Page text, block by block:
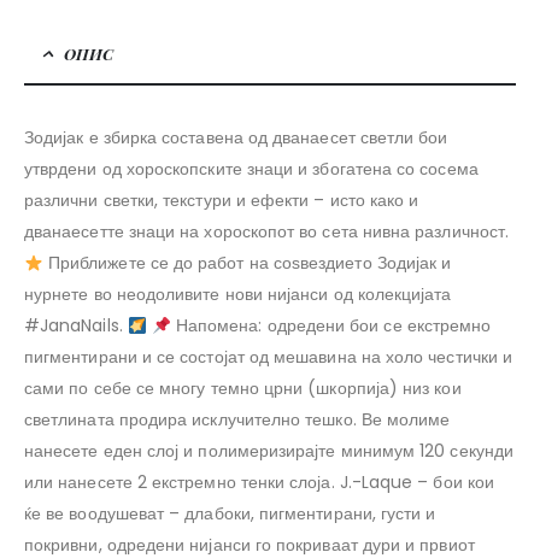
ОПИС
Зодијак е збирка составена од дванаесет светли бои
утврдени од хороскопските знаци и збогатена со сосема
различни светки, текстури и ефекти – исто како и
дванаесетте знаци на хороскопот во сета нивна различност.
Приближете се до работ на соѕвездието Зодијак и
нурнете во неодоливите нови нијанси од колекцијата
#JanaNails.
Напомена: одредени бои се екстремно
пигментирани и се состојат од мешавина на холо честички и
сами по себе се многу темно црни (шкорпија) низ кои
светлината продира исклучително тешко. Ве молиме
нанесете еден слој и полимеризирајте минимум 120 секунди
или нанесете 2 екстремно тенки слоја. J.-Laque – бои кои
ќе ве воодушеват – длабоки, пигментирани, густи и
покривни, одредени нијанси го покриваат дури и првиот